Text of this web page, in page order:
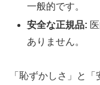
一般的です。
安全な正規品:
ありません。
「恥ずかしさ」と